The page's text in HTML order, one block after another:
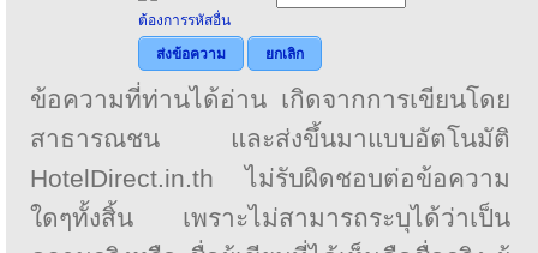
ต้องการรหัสอื่น
ส่งข้อความ
ยกเลิก
ข้อความที่ท่านได้อ่าน เกิดจากการเขียนโดย
สาธารณชน และส่งขึ้นมาแบบอัตโนมัติ
HotelDirect.in.th ไม่รับผิดชอบต่อข้อความ
ใดๆทั้งสิ้น เพราะไม่สามารถระบุได้ว่าเป็น